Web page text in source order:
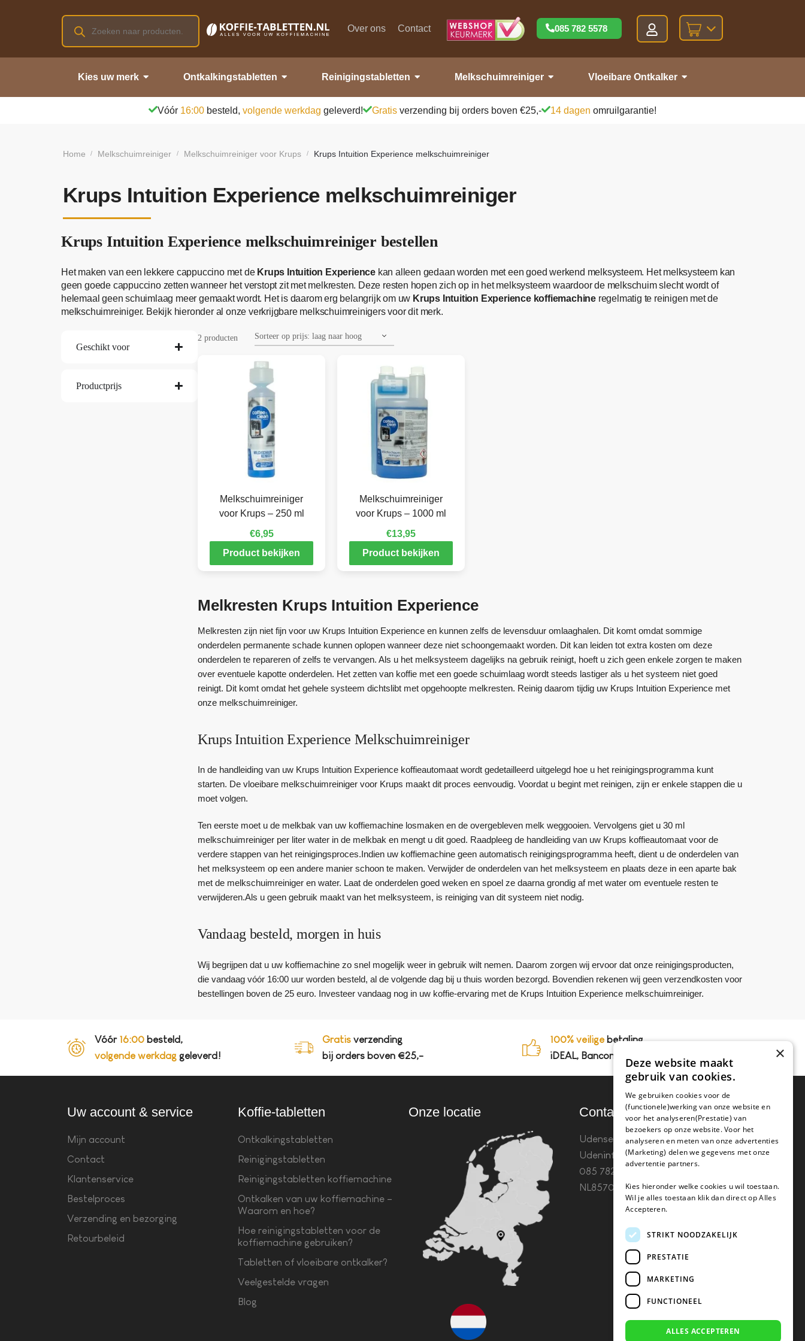
Over ons Contact 085 782 5578
Kies uw merk Ontkalkingstabletten Reinigingstabletten Melkschuimreiniger Vloeibare Ontkalker
Vóór 16:00 besteld, volgende werkdag geleverd! Gratis verzending bij orders boven €25,- 14 dagen omruilgarantie!
Home / Melkschuimreiniger / Melkschuimreiniger voor Krups / Krups Intuition Experience melkschuimreiniger
Krups Intuition Experience melkschuimreiniger
Krups Intuition Experience melkschuimreiniger bestellen
Het maken van een lekkere cappuccino met de Krups Intuition Experience kan alleen gedaan worden met een goed werkend melksysteem. Het melksysteem kan
geen goede cappuccino zetten wanneer het verstopt zit met melkresten. Deze resten hopen zich op in het melksysteem waardoor de melkschuim slecht wordt of
helemaal geen schuimlaag meer gemaakt wordt. Het is daarom erg belangrijk om uw Krups Intuition Experience koffiemachine regelmatig te reinigen met de
melkschuimreiniger. Bekijk hieronder al onze verkrijgbare melkschuimreinigers voor dit merk.
Geschikt voor
Productprijs
2 producten
Melkschuimreiniger
voor Krups – 250 ml
€6,95
Product bekijken
Melkschuimreiniger
voor Krups – 1000 ml
€13,95
Product bekijken
Melkresten Krups Intuition Experience
Melkresten zijn niet fijn voor uw Krups Intuition Experience en kunnen zelfs de levensduur omlaaghalen. Dit komt omdat sommige
onderdelen permanente schade kunnen oplopen wanneer deze niet schoongemaakt worden. Dit kan leiden tot extra kosten om deze
onderdelen te repareren of zelfs te vervangen. Als u het melksysteem dagelijks na gebruik reinigt, hoeft u zich geen enkele zorgen te maken
over eventuele kapotte onderdelen. Het zetten van koffie met een goede schuimlaag wordt steeds lastiger als u het systeem niet goed
reinigt. Dit komt omdat het gehele systeem dichtslibt met opgehoopte melkresten. Reinig daarom tijdig uw Krups Intuition Experience met
onze melkschuimreiniger.
Krups Intuition Experience Melkschuimreiniger
In de handleiding van uw Krups Intuition Experience koffieautomaat wordt gedetailleerd uitgelegd hoe u het reinigingsprogramma kunt
starten. De vloeibare melkschuimreiniger voor Krups maakt dit proces eenvoudig. Voordat u begint met reinigen, zijn er enkele stappen die u
moet volgen.
Ten eerste moet u de melkbak van uw koffiemachine losmaken en de overgebleven melk weggooien. Vervolgens giet u 30 ml
melkschuimreiniger per liter water in de melkbak en mengt u dit goed. Raadpleeg de handleiding van uw Krups koffieautomaat voor de
verdere stappen van het reinigingsproces.Indien uw koffiemachine geen automatisch reinigingsprogramma heeft, dient u de onderdelen van
het melksysteem op een andere manier schoon te maken. Verwijder de onderdelen van het melksysteem en plaats deze in een aparte bak
met de melkschuimreiniger en water. Laat de onderdelen goed weken en spoel ze daarna grondig af met water om eventuele resten te
verwijderen.Als u geen gebruik maakt van het melksysteem, is reiniging van dit systeem niet nodig.
Vandaag besteld, morgen in huis
Wij begrijpen dat u uw koffiemachine zo snel mogelijk weer in gebruik wilt nemen. Daarom zorgen wij ervoor dat onze reinigingsproducten,
die vandaag vóór 16:00 uur worden besteld, al de volgende dag bij u thuis worden bezorgd. Bovendien rekenen wij geen verzendkosten voor
bestellingen boven de 25 euro. Investeer vandaag nog in uw koffie-ervaring met de Krups Intuition Experience melkschuimreiniger.
Vóór 16:00 besteld,
volgende werkdag geleverd!
Gratis verzending
bij orders boven €25,-
100% veiligebetaling,
iDEAL, Bancontact en op rekening
Uw account & service
Mijn account
Contact
Klantenservice
Bestelproces
Verzending en bezorging
Retourbeleid
Koffie-tabletten
Ontkalkingstabletten
Reinigingstabletten
Reinigingstabletten koffiemachine
Ontkalken van uw koffiemachine –
Waarom en hoe?
Hoe reinigingstabletten voor de
koffiemachine gebruiken?
Tabletten of vloeibare ontkalker?
Veelgestelde vragen
Blog
Onze locatie Contact
Udenseweg 8B 5405 PA
Udeninfo(@)koffie-tabletten.nlTel.
085 782 5578KvK 67529623 Btw:
NL857053759B01
×
Deze website maakt
gebruik van cookies.
We gebruiken cookies voor de
(functionele)werking van onze website en
voor het analyseren(Prestatie) van
bezoekers op onze website. Voor het
analyseren en meten van onze advertenties
(Marketing) delen we gegevens met onze
advertentie partners.
Kies hieronder welke cookies u wil toestaan.
Wil je alles toestaan klik dan direct op Alles
Accepteren.
STRIKT NOODZAKELIJK
PRESTATIE
MARKETING
FUNCTIONEEL
ALLES ACCEPTEREN